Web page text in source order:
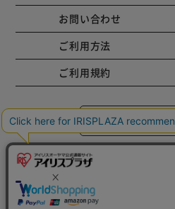
お問い合わせ
ご利用方法
ご利用規約
コーポレート